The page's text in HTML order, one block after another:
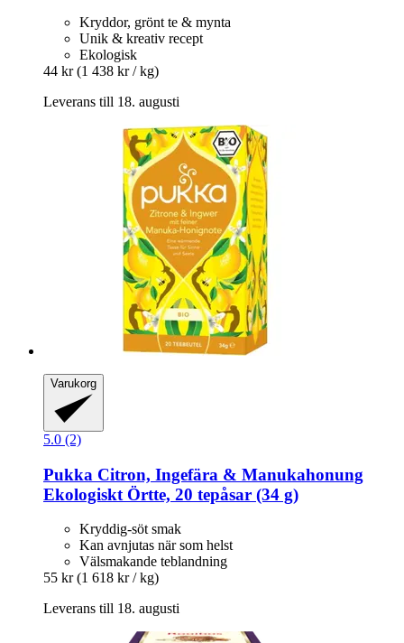
Kryddor, grönt te & mynta
Unik & kreativ recept
Ekologisk
44 kr (1 438 kr / kg)
Leverans till 18. augusti
Varukorg
5.0 (2)
Pukka Citron, Ingefära & Manukahonung
Ekologiskt Örtte, 20 tepåsar (34 g)
Kryddig-söt smak
Kan avnjutas när som helst
Välsmakande teblandning
55 kr (1 618 kr / kg)
Leverans till 18. augusti